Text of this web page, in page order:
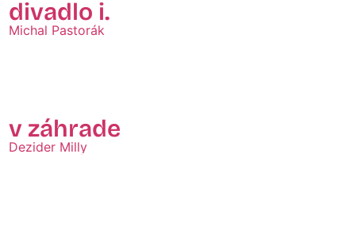
divadlo i.
Michal Pastorák
v záhrade
Dezider Milly